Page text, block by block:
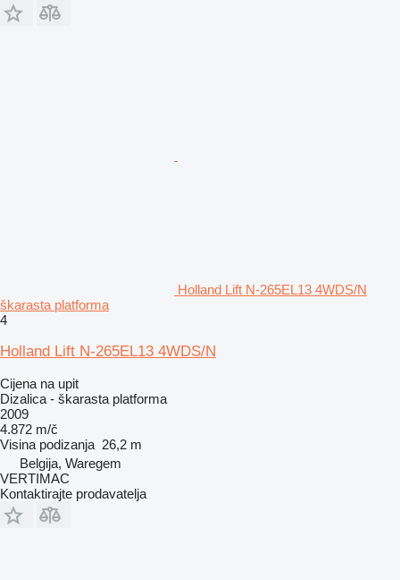
Holland Lift N-265EL13 4WDS/N
škarasta platforma
4
Holland Lift N-265EL13 4WDS/N
Cijena na upit
Dizalica - škarasta platforma
2009
4.872 m/č
Visina podizanja 26,2 m
Belgija, Waregem
VERTIMAC
Kontaktirajte prodavatelja